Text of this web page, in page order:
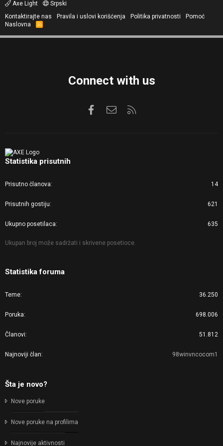
Axe Light
Srpski
Kontaktirajte nas
Pravila i uslovi korišćenja Politika privatnosti
Pomoć
Naslovna
R
S
Connect with us
FacebookKontaktirajte nas
Statistika prisutnih
Prisutno članova 14
Prisutnih gostiju 621
Ukupno posetilaca 635
Ukupan broj može sadržati i skrivene posetioce.
Statistika foruma
Teme 36.250
Poruka 698.006
Članovi 51.812
Najnoviji član 98winvncocom1
Šta je novo?
Nove poruke
Nove poruke na profilima
Najnovije aktivnosti